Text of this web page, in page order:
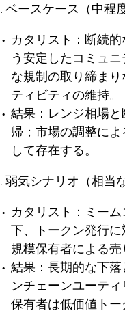
ベースケース（中程
カタリスト：断続
う安定したコミュ
な規制の取り締ま
ティビティの維持。
結果：レンジ相場
帰；市場の調整に
して存在する。
弱気シナリオ（相当
カタリスト：ミー
下、トークン発行
規模保有者による売
結果：長期的な下
ンチェーンユーティ
保有者は低価値ト